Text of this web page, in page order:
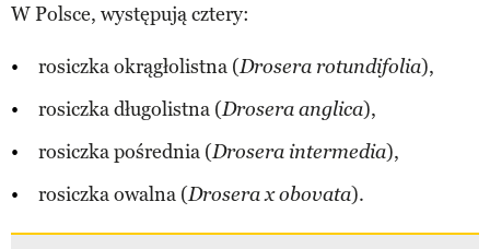
W Polsce, występują cztery:
rosiczka okrągłolistna (Drosera rotundifolia),
rosiczka długolistna (Drosera anglica),
rosiczka pośrednia (Drosera intermedia),
rosiczka owalna (Drosera x obovata).